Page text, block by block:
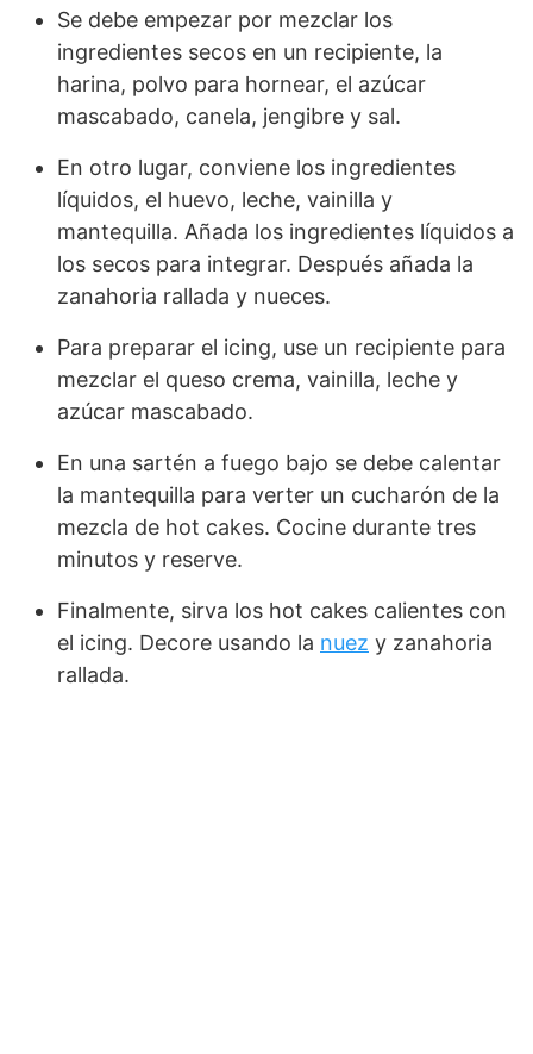
Se debe empezar por mezclar los
ingredientes secos en un recipiente, la
harina, polvo para hornear, el azúcar
mascabado, canela, jengibre y sal.
En otro lugar, conviene los ingredientes
líquidos, el huevo, leche, vainilla y
mantequilla. Añada los ingredientes líquidos a
los secos para integrar. Después añada la
zanahoria rallada y nueces.
Para preparar el icing, use un recipiente para
mezclar el queso crema, vainilla, leche y
azúcar mascabado.
En una sartén a fuego bajo se debe calentar
la mantequilla para verter un cucharón de la
mezcla de hot cakes. Cocine durante tres
minutos y reserve.
Finalmente, sirva los hot cakes calientes con
el icing. Decore usando la nuez y zanahoria
rallada.